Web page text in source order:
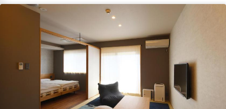
税・サービス料 ￥4,180含む
78ポイント
2026年08月23日までキャンセル無料
キャンセルポリシー